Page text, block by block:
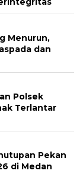
Menurun,
dan
Polsek
Terlantar
Pekan
di Medan